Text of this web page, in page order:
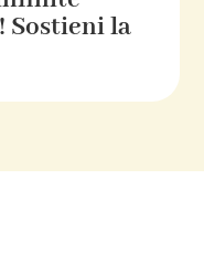
Sostieni la